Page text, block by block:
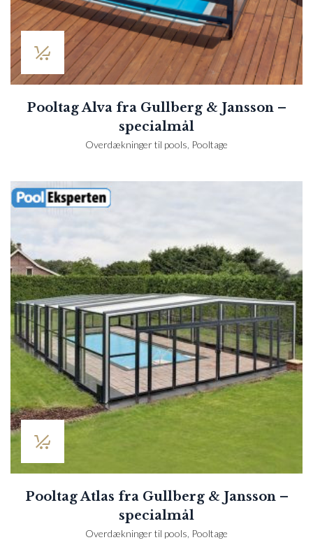
Pooltag Alva fra Gullberg & Jansson –
specialmål
Overdækninger til pools Pooltage
Pooltag Atlas fra Gullberg & Jansson –
specialmål
Overdækninger til pools Pooltage